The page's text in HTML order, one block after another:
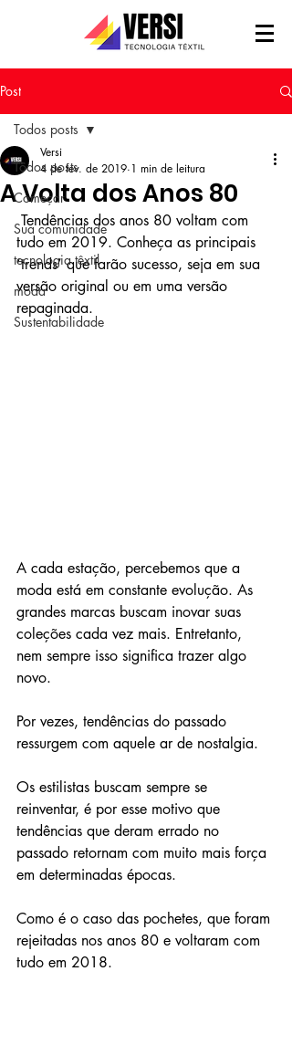
Post
Todos posts
Começar
Sua comunidade
tecnologia têxtil
moda
Sustentabilidade
Todos posts
A Volta dos Anos 80
Versi
4 de fev. de 2019 1 min de leitura
Tendências dos anos 80 voltam com
tudo em 2019. Conheça as principais
‘trends’ que farão sucesso, seja em sua
versão original ou em uma versão
repaginada.
A cada estação, percebemos que a
moda está em constante evolução. As
grandes marcas buscam inovar suas
coleções cada vez mais. Entretanto,
nem sempre isso significa trazer algo
novo.
Por vezes, tendências do passado
ressurgem com aquele ar de nostalgia.
Os estilistas buscam sempre se
reinventar, é por esse motivo que
tendências que deram errado no
passado retornam com muito mais força
em determinadas épocas.
Como é o caso das pochetes, que foram
rejeitadas nos anos 80 e voltaram com
tudo em 2018.